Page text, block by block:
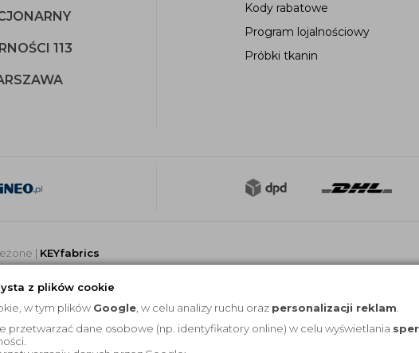
z plików cookie
w tym plików Google , w celu analizy ruchu oraz personalizacji reklam
przetwarzać dane osobowe (np. identyfikatory online) w celu wyświetlania
Kody rabatowe
Program lojalnościowy
Próbki tkanin
113
| KEYfabrics